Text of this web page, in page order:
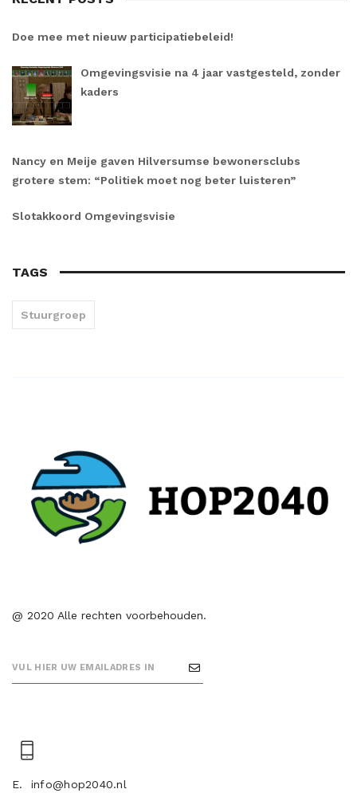
Doe mee met nieuw participatiebeleid!
Omgevingsvisie na 4 jaar vastgesteld, zonder
kaders
Nancy en Meije gaven Hilversumse bewonersclubs
grotere stem: “Politiek moet nog beter luisteren”
Slotakkoord Omgevingsvisie
TAGS
Stuurgroep
@ 2020 Alle rechten voorbehouden.
E. info@hop2040.nl